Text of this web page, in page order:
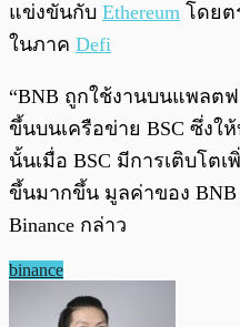
แข่งขันกับ Ethereum โดยต
ในภาค Defi
“BNB ถูกใช้งานบนแพลต
ขึ้นบนเครือข่าย BSC ซึ่งใ
นั้นเมื่อ BSC มีการเติบโต
ขึ้นมากขึ้น มูลค่าของ
Binance กล่าว
binance